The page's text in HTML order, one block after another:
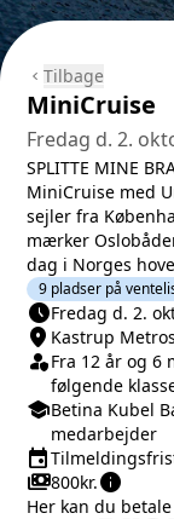
chevron_left Tilbage
MiniCruise
Fredag d. 2.
SPLITTE MINE
MiniCruise med
sejler fra
mærker
dag i Norges
9 pladser på
Næste lektion
scheduleFredag d. 2.
Sted/Adresse
location_on Kastrup
Klasse/
person_shieldFra 12 år og 6
følgende
Medarbejder
schoolBetina Kubel
medarbejder
Tilmeldingsfrist
event
Pris
payments800kr.info
Her kan du